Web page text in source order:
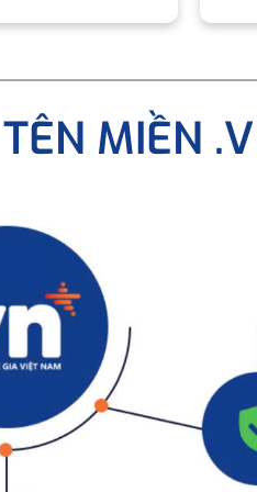
MIỀN